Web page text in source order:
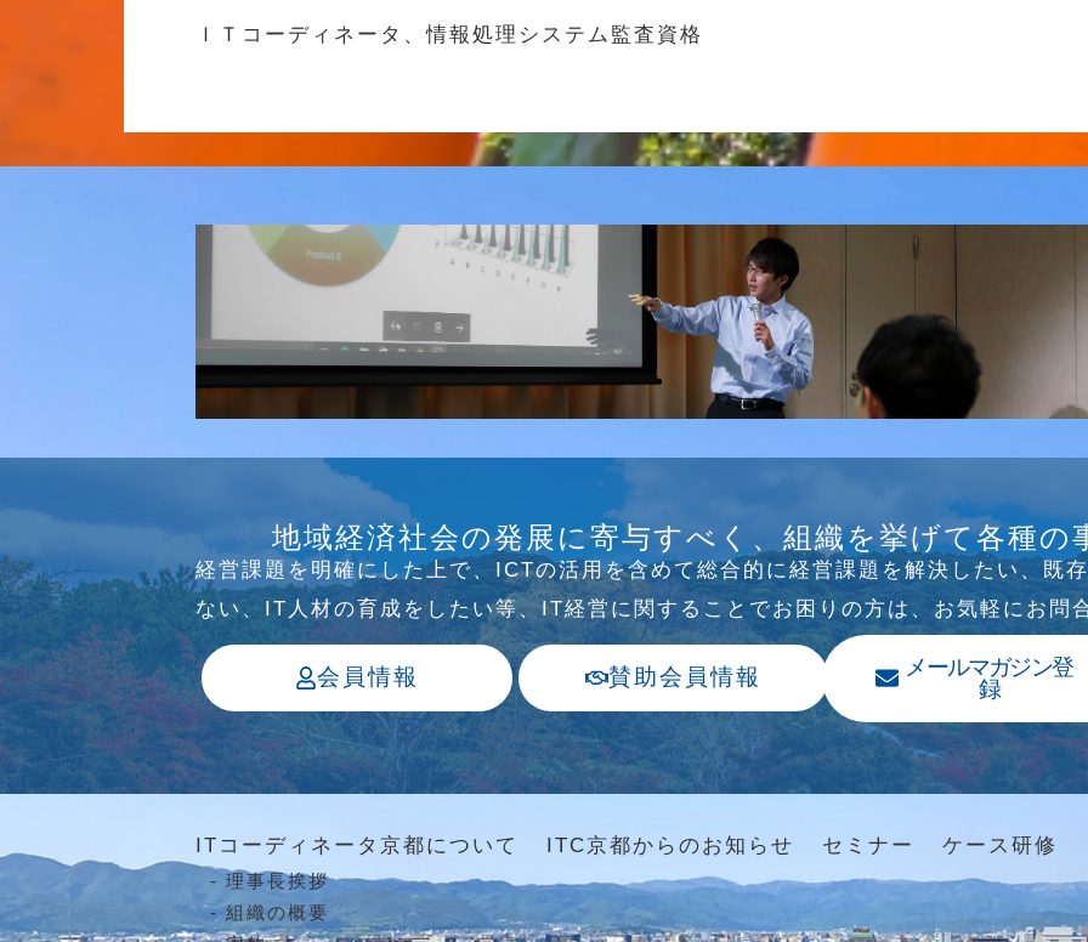
ＩＴコーディネータ、情報処理システム監査資格
介護ソリューション研究会、WEB/SNS研究会を行
っています
地域経済社会の発展に寄与すべく、組織を挙げて各種の
経営課題を明確にした上で、ICTの活⽤を含めて総合的に経営課題を解決したい、既
ない、IT⼈材の育成をしたい等、IT経営に関することでお困りの⽅は、お気軽にお問
会員情報 賛助会員情報
メールマガジン登
録
ITコーディネータ京都について
理事長挨拶
組織の概要
ITC京都からのお知らせ セミナー ケース研修